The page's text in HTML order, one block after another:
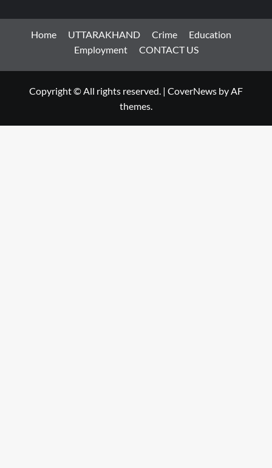
Home UTTARAKHAND Crime
Education
Employment
CONTACT US
Copyright © All rights reserved. | CoverNews by AF
themes.